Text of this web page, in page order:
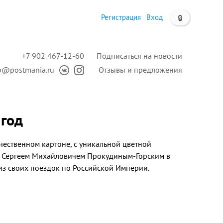
🔒
Регистрация Вход
Подписаться на новости
Отзывы и предложения
+7 902 467-12-60
картоне, с уникальной цветной
Михайловичем Прокудиным-Горским в
своих поездок по Российской Империи.